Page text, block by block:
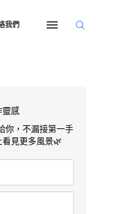
我們
靈感
你，不漏接第一手
見更多風景🌿